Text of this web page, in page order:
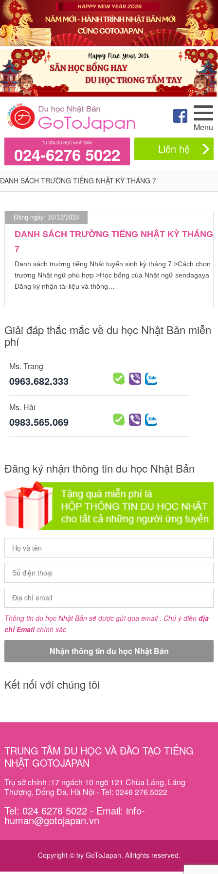
Menu
TƯ VẤN DU HỌC NHẬT BẢN
024-6276 5022 Liên hệ
DANH SÁCH TRƯỜNG TIẾNG NHẬT KỲ THÁNG 7
Đăng ngày: 16/12/2016
DANH SÁCH TRƯỜNG TIẾNG NHẬT KỲ THÁNG
7
Danh sách trường tiếng Nhật tuyển sinh kỳ tháng 7 >Cách chọn
trường Nhật ngữ phù hợp >Học bổng của Nhật ngữ sendagaya
Đăng ký nhận tài liệu và thông…
Giải đáp thắc mắc về du học Nhật Bản miễn
phí
Ms. Trang
0963.682.333
Ms. Hải
0983.565.069
Đăng ký nhận thông tin du học Nhật Bản
Thông tin du học Nhật Bản sẽ được gửi qua email . Chú ý điền địa
chỉ Emailchính xác
Kết nối với chúng tôi
TRUNG TÂM DU HỌC VÀ ĐÀO TẠO TIẾNG
NHẬT GOTOJAPAN
Trụ sở chính :17 ngách 10 ngõ 121 Chùa Láng, Láng
Thượng, Đống Đa, Hà Nội - Tel: 0246 276.5022
Tel: 024 6276 5022 - Email: info-
human@gotojapan.vn
Copyright © by GoToJapan. Allrights reserved.